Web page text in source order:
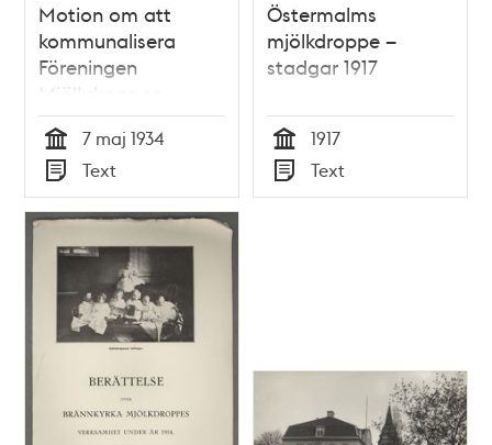
Motion om att
kommunalisera
Föreningen
Mjölkdroppen -
stadsfullmäktige
1934
Tid
7 maj 1934
Typ
Text
Östermalms
mjölkdroppe –
stadgar 1917
Tid
1917
Typ
Text